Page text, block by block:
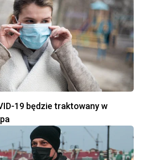
19 będzie traktowany w